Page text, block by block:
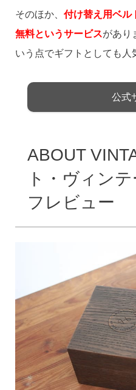
そのほか、 付け替え用ベル
無料というサービスがあり
いう点でギフトとしても人
公式
ABOUT
ト・ヴィン
フレビュー